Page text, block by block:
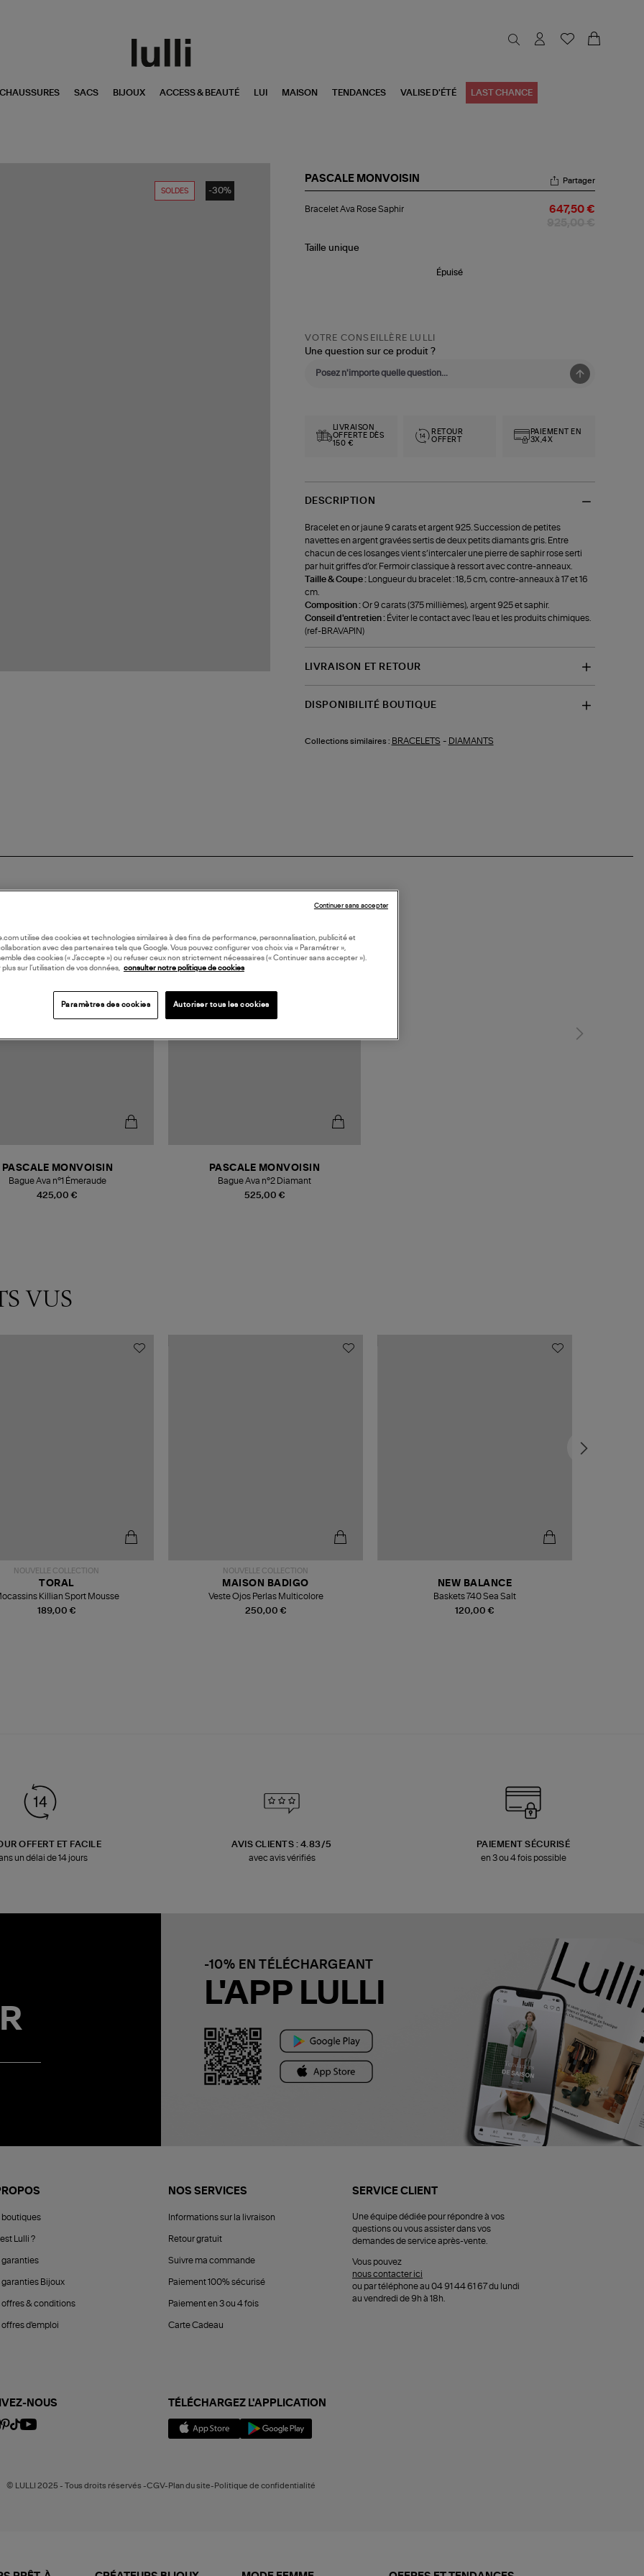
CHAUSSURES SACS BIJOUX ACCESS & BEAUTÉ LUI MAISON TENDANCES VALISE D'ÉTÉ LAST CHANCE
SOLDES -30%
PASCALE MONVOISIN
Ava
Partager
Bracelet Ava Rose Saphir 647,50 €
Taille unique
Épuisé
VOTRE CONSEILLÈRE LULLI
Une question sur ce produit ?
LIVRAISON
OFFERTE DÈS
150 €
RETOUR
OFFERT
PAIEMENT EN
3X,4X
DESCRIPTION
Bracelet en or jaune 9 carats et argent 925. Succession de petites
navettes en argent gravées sertis de deux petits diamants gris. Entre
chacun de ces losanges vient s’intercaler une pierre de saphir rose serti
par huit griffes d’or. Fermoir classique à ressort avec contre-anneaux.
Taille & Coupe :
Longueur du bracelet : 18,5 cm, contre-anneaux à 17 et 16
cm.
Composition :Or 9 carats (375 millièmes), argent 925 et saphir.
Conseil d'entretien : Éviter le contact avec l'eau et les produits chimiques.
(ref-BRAVAPIN)
LIVRAISON ET RETOUR
DISPONIBILITÉ BOUTIQUE
Collections similaires : BRACELETS - DIAMANTS
425,00 €
PASCALE MONVOISIN
Bague Ava n°1 Émeraude
525,00 €
PASCALE MONVOISIN
Bague Ava n°2 Diamant
VUS
NOUVELLE COLLECTION
189,00 €
TORAL
Killian Sport Mousse
NOUVELLE COLLECTION
250,00 €
MAISON BADIGO
Veste Ojos Perlas Multicolore
120,00 €
NEW BALANCE
Baskets 740 Sea Salt
OFFERT ET FACILE
un délai de 14 jours
AVIS CLIENTS : 4.83/5
avec avis vérifiés
PAIEMENT SÉCURISÉ
en 3 ou 4 fois possible
-10% EN TÉLÉCHARGEANT
L'APP LULLI
boutiques
Lulli ?
garanties
garanties Bijoux
offres & conditions
offres d'emploi
NOS SERVICES
Informations sur la livraison
Retour gratuit
Suivre ma commande
Paiement 100% sécurisé
Paiement en 3 ou 4 fois
Carte Cadeau
SERVICE CLIENT
Une équipe dédiée pour répondre à vos
questions ou vous assister dans vos
demandes de service après-vente.
Vous pouvez
nous contacter ici
ou par téléphone au 04 91 44 61 67 du lundi
au vendredi de 9h à 18h.
NOUS TÉLÉCHARGEZ L'APPLICATION
© LULLI 2025 - Tous droits réservés -CGV-Plan du site-Politique de confidentialité
utilise des cookies et technologies similaires à des fins de performance, personnalisation, publicité et
avec des partenaires tels que Google. Vous pouvez configurer vos choix via « Paramétrer »,
des cookies (« J’accepte ») ou refuser ceux non strictement nécessaires (« Continuer sans accepter »).
plus sur l’utilisation de vos données, consulter notre politique de cookies
Paramètres des cookies Autoriser tous les cookies
Continuer sans accepter